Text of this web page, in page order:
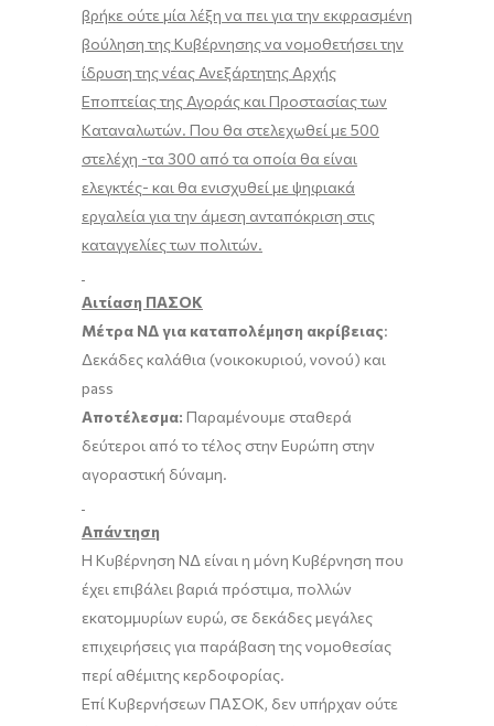
βρήκε ούτε μία λέξη να πει για την εκφρασμένη
βούληση της Κυβέρνησης να νομοθετήσει την
ίδρυση της νέας Ανεξάρτητης Αρχής
Εποπτείας της Αγοράς και Προστασίας των
Καταναλωτών. Που θα στελεχωθεί με 500
στελέχη -τα 300 από τα οποία θα είναι
ελεγκτές- και θα ενισχυθεί με ψηφιακά
εργαλεία για την άμεση ανταπόκριση στις
καταγγελίες των πολιτών.
Αιτίαση ΠΑΣΟΚ
Μέτρα ΝΔ για καταπολέμηση ακρίβειας:
Δεκάδες καλάθια (νοικοκυριού, νονού) και
pass
Αποτέλεσμα: Παραμένουμε σταθερά
δεύτεροι από το τέλος στην Ευρώπη στην
αγοραστική δύναμη.
Απάντηση
Η Κυβέρνηση ΝΔ είναι η μόνη Κυβέρνηση που
έχει επιβάλει βαριά πρόστιμα, πολλών
εκατομμυρίων ευρώ, σε δεκάδες μεγάλες
επιχειρήσεις για παράβαση της νομοθεσίας
περί αθέμιτης κερδοφορίας.
Επί Κυβερνήσεων ΠΑΣΟΚ, δεν υπήρχαν ούτε